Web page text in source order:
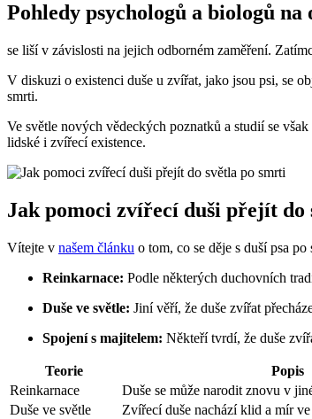
Pohledy psychologů a biologů na
se liší v závislosti na jejich odborném zaměření.
V diskuzi o existenci duše u zvířat, jako jsou psi, se
smrti.
Ve světle nových vědeckých poznatků a studií se
lidské i zvířecí existence.
Jak pomoci zvířecí duši přejít do
Vítejte v našem článku o tom, co se děje s duší psa
Reinkarnace: Podle některých duchovních
Duše ve světle: Jiní věří, že duše zvířat
Spojení s majitelem: Někteří tvrdí, že duše
Teorie
Popis
Reinkarnace
Duše se může narodit znovu v
Duše ve světle
Zvířecí duše nachází klid a mír